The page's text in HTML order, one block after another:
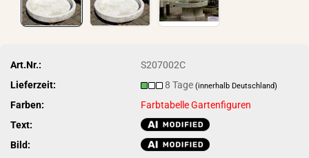
Art.Nr.:
S207002C
Lieferzeit:
8 Tage(innerhalb Deutschland)
Farben:
Farbtabelle Gartenfiguren
Text:
Bild: